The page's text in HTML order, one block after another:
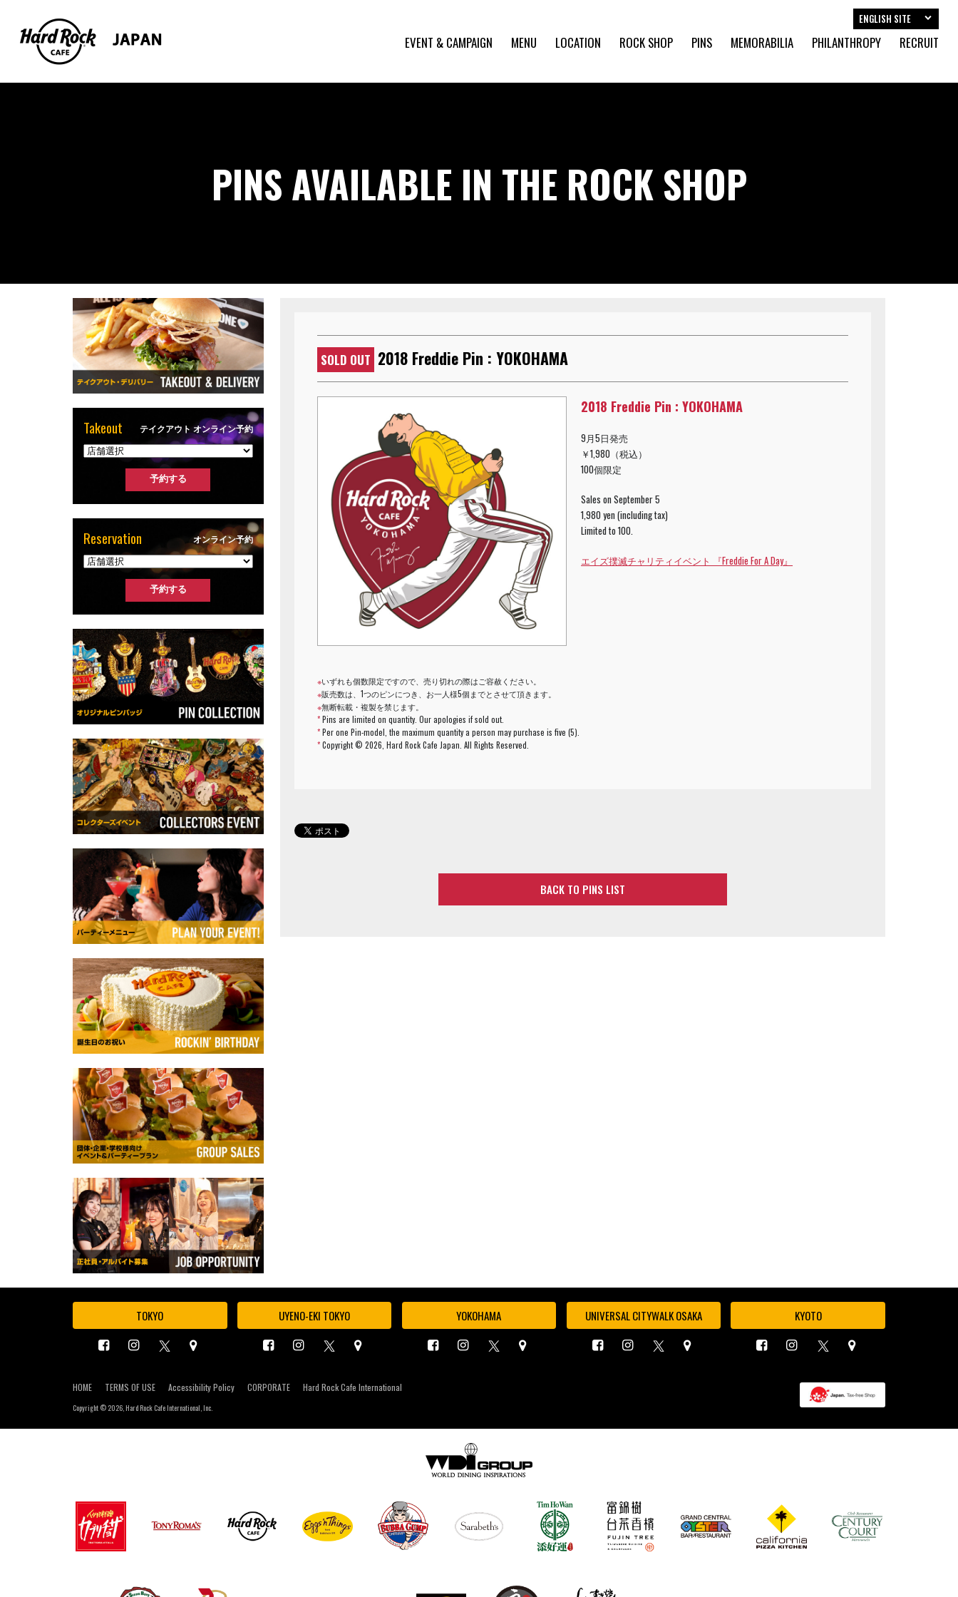
EVENT & CAMPAIGN MENU LOCATION ROCK SHOP PINS MEMORABILIA PHILANTHROPY RECRUIT
ENGLISH SITE
PINS AVAILABLE IN THE ROCK SHOP
SOLD OUT 2018 Freddie Pin : YOKOHAMA
2018 Freddie Pin : YOKOHAMA
9月5日発売
￥1,980（税込）
100個限定
Sales on September 5
1,980 yen (including tax)
Limited to 100.
エイズ撲滅チャリティイベント 『Freddie For A Day』
※いずれも個数限定ですので、売り切れの際はご容赦ください。
※販売数は、1つのピンにつき、お一人様5個までとさせて頂きます。
※無断転載・複製を禁じます。
*Pins are limited on quantity. Our apologies if sold out.
*Per one Pin-model, the maximum quantity a person may purchase is five (5).
*Copyright ©2026, Hard Rock Cafe Japan. All Rights Reserved.
BACK TO PINS LIST
Takeout テイクアウト オンライン予約
Reservation オンライン予約
TOKYO UYENO-EKI TOKYO YOKOHAMA UNIVERSAL CITYWALK OSAKA KYOTO
HOME TERMS OF USE Accessibility Policy CORPORATE Hard Rock Cafe International
Copyright © 2026, Hard Rock Cafe International, Inc.